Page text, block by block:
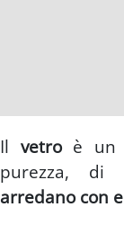
Il vetroè un
purezza, di
arredano con